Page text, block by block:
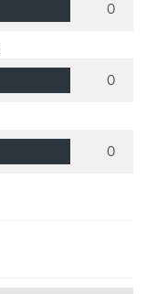
0
0
0